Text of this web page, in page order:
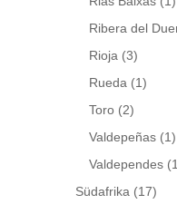
Ribera del
Rioja (3)
Rueda (1)
Toro (2)
Valdepeñas (1)
Valdependes
Südafrika (17)